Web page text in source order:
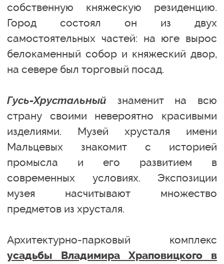
собственную княжескую резиденцию.
Город состоял он из двух
самостоятельных частей: на юге вырос
белокаменный собор и княжеский двор,
на севере был торговый посад.
Гусь-Хрустальный знаменит на всю
страну своими невероятно красивыми
изделиями. Музей хрусталя имени
Мальцевых знакомит с историей
промысла и его развитием в
современных условиях. Экспозиции
музея насчитывают множество
предметов из хрусталя.
Архитектурно-парковый комплекс
усадьбы Владимира Храповицкого в